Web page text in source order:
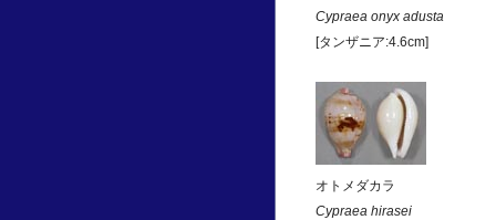
Cypraea onyx adusta
[タンザニア:4.6cm]
オトメダカラ
Cypraea hirasei